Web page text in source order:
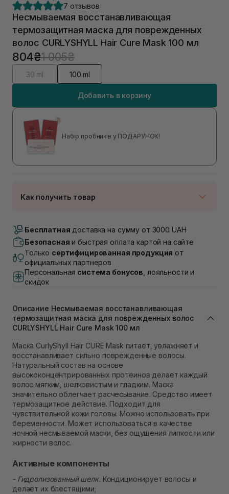
7 отзывов
Несмываемая восстанавливающая
термозащитная маска для поврежденных
волос CURLYSHYLL Hair Cure Mask 100 мл
804₴1 005₴
30 ml 100 ml
Добавить в корзину
Набір пробників у ПОДАРУНОК!
Как получить товар
В наличии
Самовывоз г. Луцк, Винниченка 4
Самовывоз г. Львов, ул. Академика Подстригача,
1В (Duck's Lake)
Самовывоз г. Львов ул. Степана Бандеры 43
В наличии
Самовывоз Ровно
В наличии
Самовывоз г. Ровно, ул. Кулика и Гудачека 23 (ТЦ
Экватор)
Бесплатная доставка на сумму от 3000 UAH
Безопасная и быстрая оплата картой на сайте
Только сертифицированная продукция от
официальных партнеров
Персональная система бонусов , лояльности и
скидок
Описание Несмываемая восстанавливающая
термозащитная маска для поврежденных волос
CURLYSHYLL Hair Cure Mask 100 мл
Маска CurlyShyll Hair СURE Mask питает, увлажняет и
восстанавливает сильно поврежденные волосы.
Натуральный состав на основе
высококонцентрированных протеинов делает каждый
волос мягким, шелковистым и гладким. Маска
значительно облегчает расчесывание. Средство имеет
термозащитное действие. Подходит для
чувствительной кожи головы. Можно использовать при
беременности. Может использоваться в качестве
ночной несмываемой маски, без ощущения липкости или
жирности волос.
Активные компоненты
- Гидролизованный шелк. Кондиционирует волосы и
делает их блестящими;